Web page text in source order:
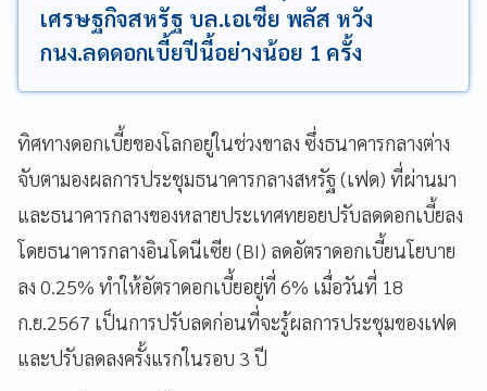
เศรษฐกิจสหรัฐ บล.เอเซีย พลัส หวัง
กนง.ลดดอกเบี้ยปีนี้อย่างน้อย 1 ครั้ง
ทิศทางดอกเบี้ยของโลกอยู่ในช่วงขาลง ซึ่งธนาคารกลางต่าง
จับตามองผลการประชุมธนาคารกลางสหรัฐ (เฟด) ที่ผ่านมา
และธนาคารกลางของหลายประเทศทยอยปรับลดดอกเบี้ยลง
โดยธนาคารกลางอินโดนีเซีย (BI) ลดอัตราดอกเบี้ยนโยบาย
ลง 0.25% ทำให้อัตราดอกเบี้ยอยู่ที่ 6% เมื่อวันที่ 18
ก.ย.2567 เป็นการปรับลดก่อนที่จะรู้ผลการประชุมของเฟด
และปรับลดลงครั้งแรกในรอบ 3 ปี